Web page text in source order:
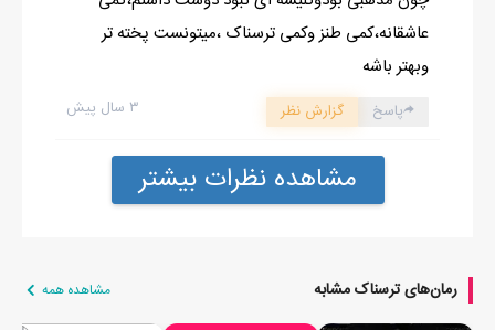
عاشقانه،کمی طنز وکمی ترسناک ،میتونست پخته تر
وبهتر باشه
۳ سال پیش پاسخ گزارش نظر
مشاهده نظرات بیشتر
رمان‌های ترسناک مشابه مشاهده همه